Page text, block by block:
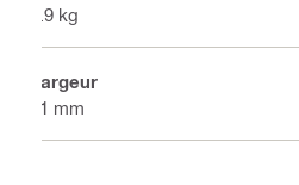
1.9 kg
Largeur
91 mm